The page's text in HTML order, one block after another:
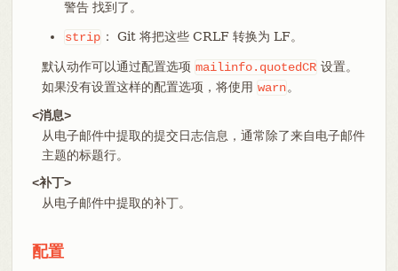
警告 找到了。
strip ： Git 将把这些 CRLF 转换为 LF。
默认动作可以通过配置选项 mailinfo.quotedCR 设置。
如果没有设置这样的配置选项，将使用 warn 。
<消息>
从电子邮件中提取的提交日志信息，通常除了来自电子邮件
主题的标题行。
<补丁>
从电子邮件中提取的补丁。
配置